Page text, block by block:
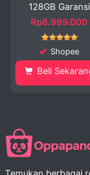
128GB Garansi
Resmi ...
Rp8.999.000
Shopee
Beli